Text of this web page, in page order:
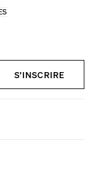
S'INSCRIRE